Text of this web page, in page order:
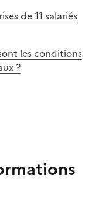
de 11 salariés
les conditions
?